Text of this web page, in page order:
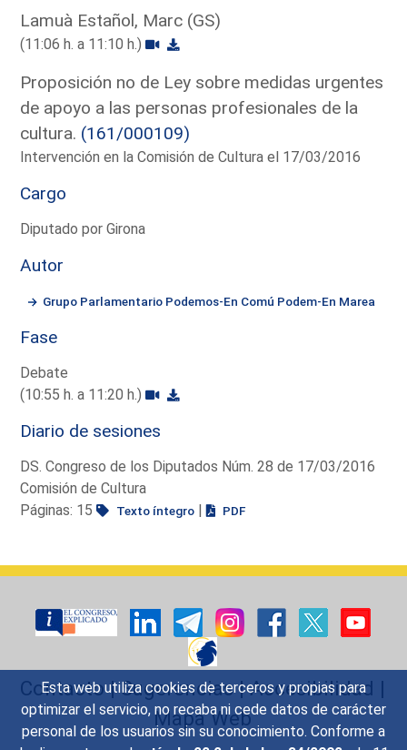
Esta web utiliza cookies de terceros y propias para
optimizar el servicio, no recaba ni cede datos de carácter
personal de los usuarios sin su conocimiento. Conforme a
Lamuà Estañol, Marc (GS)
(11:06 h. a 11:10 h.)
Proposición no de Ley sobre medidas urgentes
de apoyo a las personas profesionales de la
cultura. (161/000109)
Intervención en la Comisión de Cultura el 17/03/2016
Cargo
Diputado por Girona
Autor
Grupo Parlamentario Podemos-En Comú Podem-En Marea
Fase
Debate
(10:55 h. a 11:20 h.)
Diario de sesiones
DS. Congreso de los Diputados Núm. 28 de 17/03/2016
Comisión de Cultura
Páginas: 15
Texto íntegro | PDF
Contacto|Sugerencias|Accesibilidad |
Mapa Web